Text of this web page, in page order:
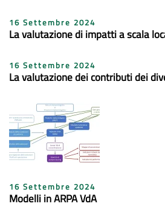
16 Settembre 2024
La valutazione di impatti a scala
16 Settembre 2024
La valutazione dei contributi dei
16 Settembre 2024
Modelli in ARPA VdA